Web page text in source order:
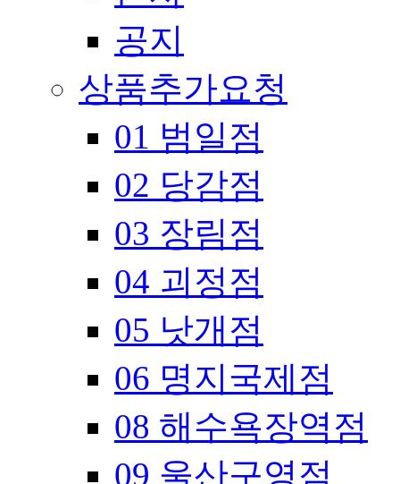
공지
상품추가요청
01 범일점
02 당감점
03 장림점
04 괴정점
05 낫개점
06 명지국제점
08 해수욕장역점
09 울산구영점